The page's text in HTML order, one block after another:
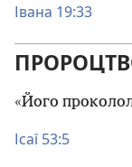
Івана 19:33
«Його
Ісаї 53:5